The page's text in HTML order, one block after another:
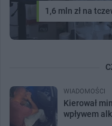
1,6 mln zł na
WIADOMOŚCI
Kierował
wpływem